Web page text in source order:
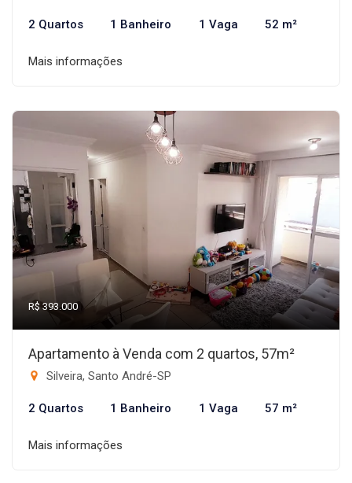
2 Quartos 1 Banheiro 1 Vaga 52 m²
Mais informações
R$ 393.000
Apartamento à Venda com 2 quartos, 57m²
Silveira, Santo André-SP
2 Quartos 1 Banheiro 1 Vaga 57 m²
Mais informações